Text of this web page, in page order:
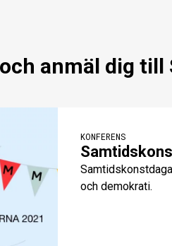
anmäl dig
KONFERENS
och demokrati.